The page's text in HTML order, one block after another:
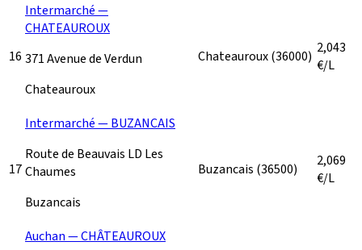
16
Intermarché —
CHATEAUROUX
371 Avenue de Verdun
Chateauroux
Chateauroux(36000) 2,043
€/L
17
Intermarché — BUZANCAIS
Route de Beauvais LD Les
Chaumes
Buzancais
Buzancais (36500)
2,069
€/L
Auchan — CHÂTEAUROUX